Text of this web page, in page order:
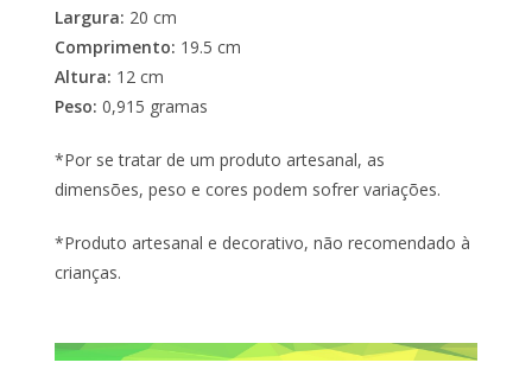
Largura: 20 cm
Comprimento: 19.5 cm
Altura: 12 cm
Peso: 0,915 gramas
*Por se tratar de um produto artesanal, as
dimensões, peso e cores podem sofrer variações.
*Produto artesanal e decorativo, não recomendado à
crianças.